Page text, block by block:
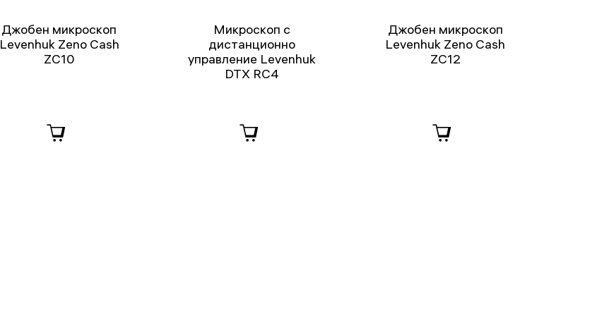
Джобен микроскоп
Levenhuk Zeno Cash
ZC10
Микроскоп с
дистанционно
управление Levenhuk
DTX RC4
Джобен микроскоп
Levenhuk Zeno Cash
ZC12